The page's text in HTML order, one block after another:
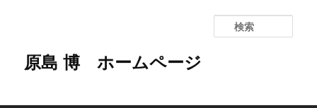
原島 博ホームページ
索